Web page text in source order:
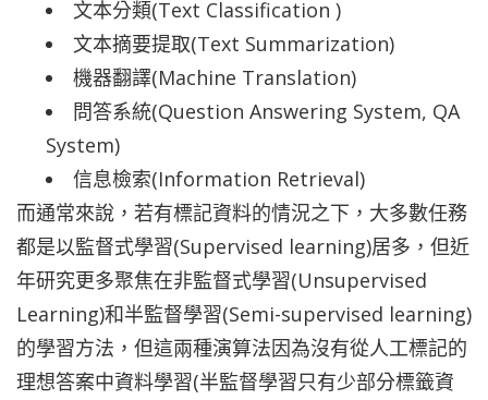
文本分類(Text Classification )
文本摘要提取(Text Summarization)
機器翻譯(Machine Translation)
問答系統(Question Answering System, QA
System)
信息檢索(Information Retrieval)
而通常來說，若有標記資料的情況之下，大多數任務
都是以監督式學習(Supervised learning)居多，但近
年研究更多聚焦在非監督式學習(Unsupervised
Learning)和半監督學習(Semi-supervised learning)
的學習方法，但這兩種演算法因為沒有從人工標記的
理想答案中資料學習(半監督學習只有少部分標籤資